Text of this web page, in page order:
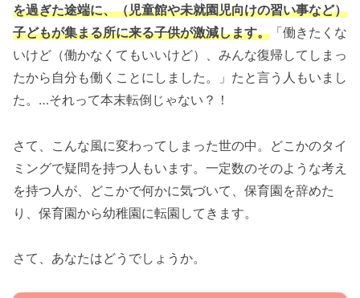
を過ぎた途端に、（児童館や未就園児向けの習い事など）
子どもが集まる所に来る子供が激減します。 「働きたくな
いけど（働かなくてもいいけど）、みんな復帰してしまっ
たから自分も働くことにしました。」たと言う人もいまし
た。…それって本末転倒じゃない？！
さて、こんな風に変わってしまった世の中。どこかのタイ
ミングで疑問を持つ人もいます。一定数のそのような考え
を持つ人が、どこかで何かに気づいて、保育園を辞めた
り、保育園から幼稚園に転園してきます。
さて、あなたはどうでしょうか。